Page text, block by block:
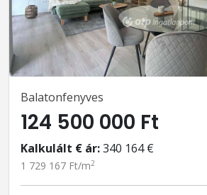
Balatonfenyves
124 500 000 Ft
Kalkulált € ár:340 164 €
1 729 167 Ft/m2